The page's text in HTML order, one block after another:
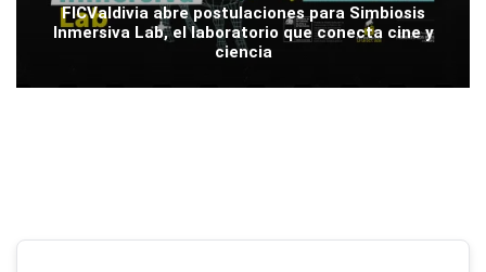
FICValdivia abre postulaciones para Simbiosis
Inmersiva Lab, el laboratorio que conecta cine y
ciencia